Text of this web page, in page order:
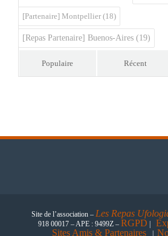
[Partenaire] Montpellier (18)
[Repas Partenaire] Buenos-Aires (19)
Populaire Récent
Site de l’association – Les Repas
918 00017 – APE : 9499Z – RGPD
Sites Amis & Partenaires